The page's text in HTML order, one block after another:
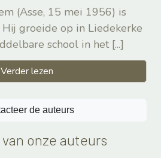
(Asse, 15 mei 1956) is
groeide op in Liedekerke
school in het [...]
Verder lezen
de auteurs
onze auteurs